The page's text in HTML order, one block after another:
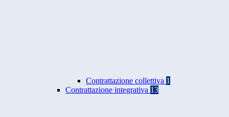
Contrattazione collettiva 1
Contrattazione integrativa 13